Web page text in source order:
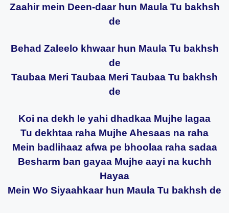
Zaahir mein Deen-daar hun Maula Tu bakhsh
de
Behad Zaleelo khwaar hun Maula Tu bakhsh
de
Taubaa Meri Taubaa Meri Taubaa Tu bakhsh
de
Koi na dekh le yahi dhadkaa Mujhe lagaa
Tu dekhtaa raha Mujhe Ahesaas na raha
Mein badlihaaz afwa pe bhoolaa raha sadaa
Besharm ban gayaa Mujhe aayi na kuchh
Hayaa
Mein Wo Siyaahkaar hun Maula Tu bakhsh de